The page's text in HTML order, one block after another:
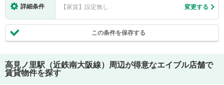
詳細条件 【家賃】設定無し 変更する
この条件を保存する
高見ノ里駅（近鉄南大阪線）
周辺が得意なエイブル店舗で
賃貸物件を探す